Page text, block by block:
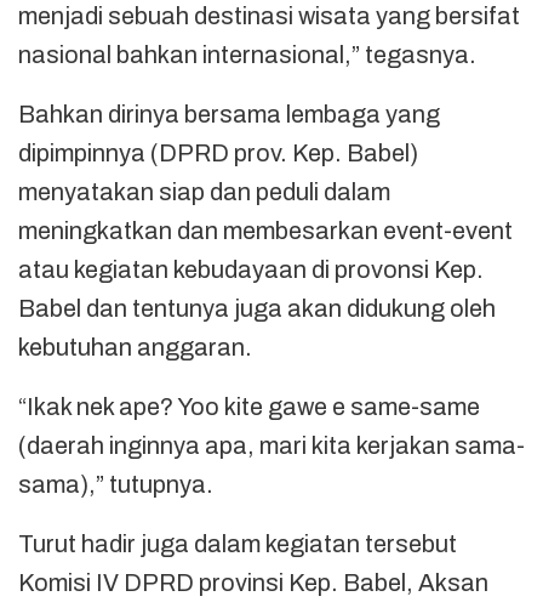
menjadi sebuah destinasi wisata yang bersifat
nasional bahkan internasional,” tegasnya.
Bahkan dirinya bersama lembaga yang
dipimpinnya (DPRD prov. Kep. Babel)
menyatakan siap dan peduli dalam
meningkatkan dan membesarkan event-event
atau kegiatan kebudayaan di provonsi Kep.
Babel dan tentunya juga akan didukung oleh
kebutuhan anggaran.
“Ikak nek ape? Yoo kite gawe e same-same
(daerah inginnya apa, mari kita kerjakan sama-
sama),” tutupnya.
Turut hadir juga dalam kegiatan tersebut
Komisi IV DPRD provinsi Kep. Babel, Aksan